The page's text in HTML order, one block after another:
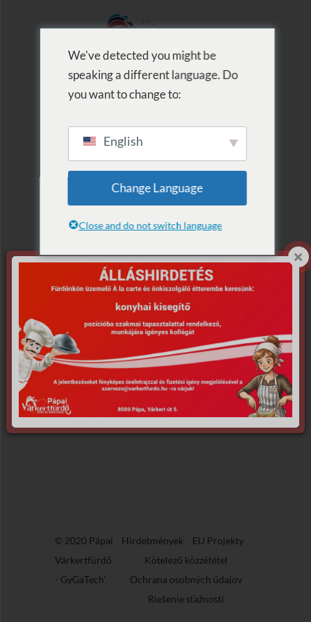
Archive for Term:
szépségprogram
KÉP MEGNEVEZÉS
VÁSÁRLÁS
Ajándékutalvány -
Anna-Júlia
Ajándékutalvány
-
Anna-
Júlia
szépségprogram
26)
Showing 1 product
© 2020 Pápai
Várkertfürdő
- GyGaTech'
Hirdetmények
EU Projekty
Kötelező közzététel
Ochrana osobných údajov
Riešenie sťažností
We've detected you might be
speaking a different language. Do
you want to change to:
English
Change Language
Close and do not switch language